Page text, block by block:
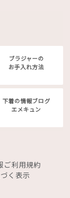
ブラジャーの
お手入れ方法
下着の情報ブログ
エメキュン
ご利用規約
く表示